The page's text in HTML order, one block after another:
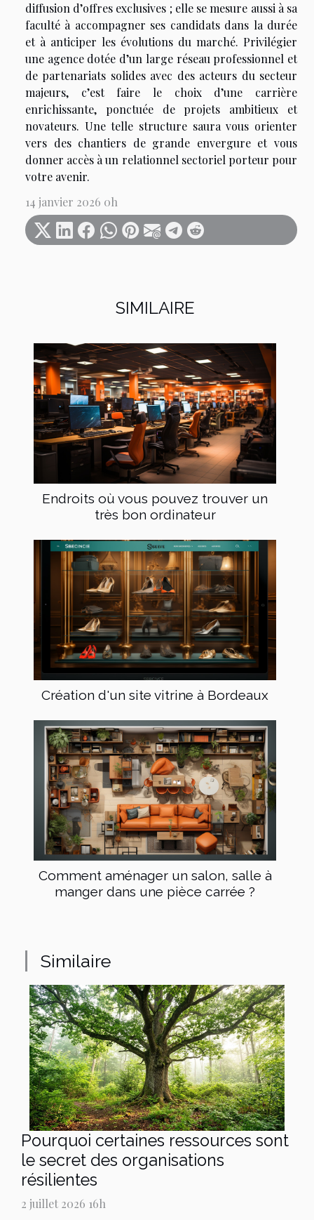
SIMILAIRE
Endroits où vous pouvez trouver un
très bon ordinateur
Création d'un site vitrine à Bordeaux
Comment aménager un salon, salle à
manger dans une pièce carrée ?
diffusion d’offres exclusives ; elle se mesure aussi à sa
faculté à accompagner ses candidats dans la durée
et à anticiper les évolutions du marché. Privilégier
une agence dotée d’un large réseau professionnel et
de partenariats solides avec des acteurs du secteur
majeurs, c’est faire le choix d’une carrière
enrichissante, ponctuée de projets ambitieux et
novateurs. Une telle structure saura vous orienter
vers des chantiers de grande envergure et vous
donner accès à un relationnel sectoriel porteur pour
votre avenir.
14 janvier 2026 0h
Similaire
Pourquoi certaines ressources sont
le secret des organisations
résilientes
2 juillet 2026 16h